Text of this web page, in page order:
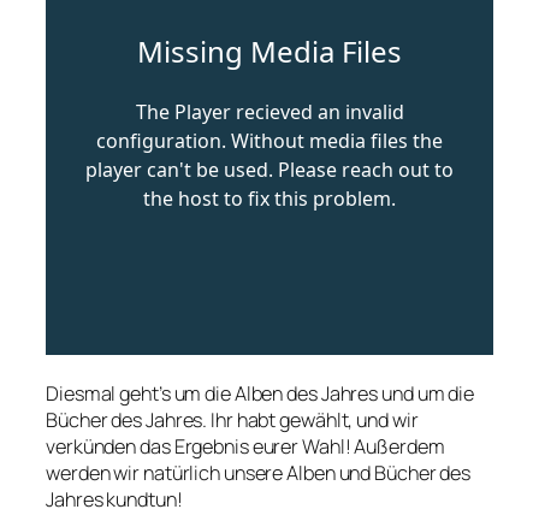
Diesmal geht’s um die Alben des Jahres und um die
Bücher des Jahres. Ihr habt gewählt, und wir
verkünden das Ergebnis eurer Wahl! Außerdem
werden wir natürlich unsere Alben und Bücher des
Jahres kundtun!